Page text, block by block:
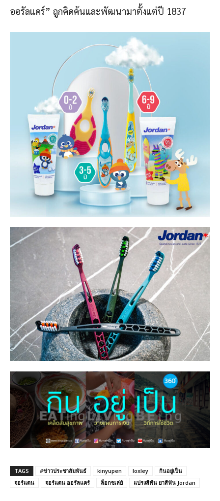
ออรัลแคร์” ถูกคิดค้นและพัฒนามาตั้งแต่ปี 1837
TAGS #ข่าวประชาสัมพันธ์ kinyupen loxley
กินอยู่เป็น
จอร์แดน
จอร์แดน ออรัลแคร์ ล็อกซเล่ย์ แปรงสีฟัน ยาสีฟัน Jordan